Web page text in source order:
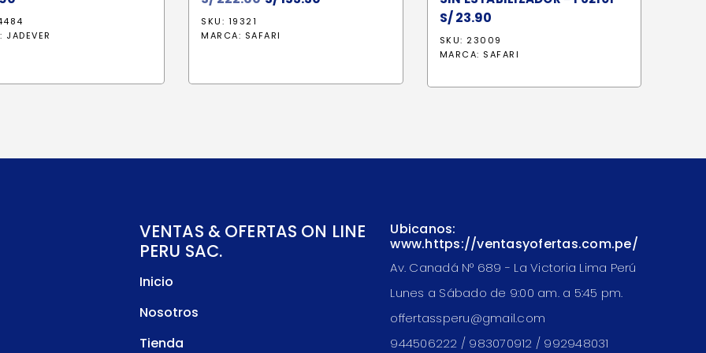
JADEVER
original
SKU: 19321
MARCA: SAFARI
S/23.90
SKU: 23009
MARCA: SAFARI
VENTAS & OFERTAS ON LINE
PERU SAC.
Inicio
Nosotros
Tienda
Ubicanos:
www.https://ventasyofertas.com.pe/
Av. Canadá N° 689 - La Victoria Lima Perú
Lunes a Sábado de 9:00 am. a 5:45 pm.
offertassperu@gmail.com
944506222 / 983070912 / 992948031